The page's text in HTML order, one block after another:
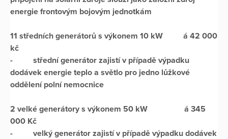
energie frontovým bojovým jednotkám
11 středních generátorů s výkonem 10 kW á 42 000
kč
- střední generátor zajistí v případě výpadku
dodávek energie teplo a světlo pro jedno lůžkové
oddělení polní nemocnice
2 velké generátory s výkonem 50 kW á 345
000 Kč
- velký generátor zajistí v případě výpadku dodávek